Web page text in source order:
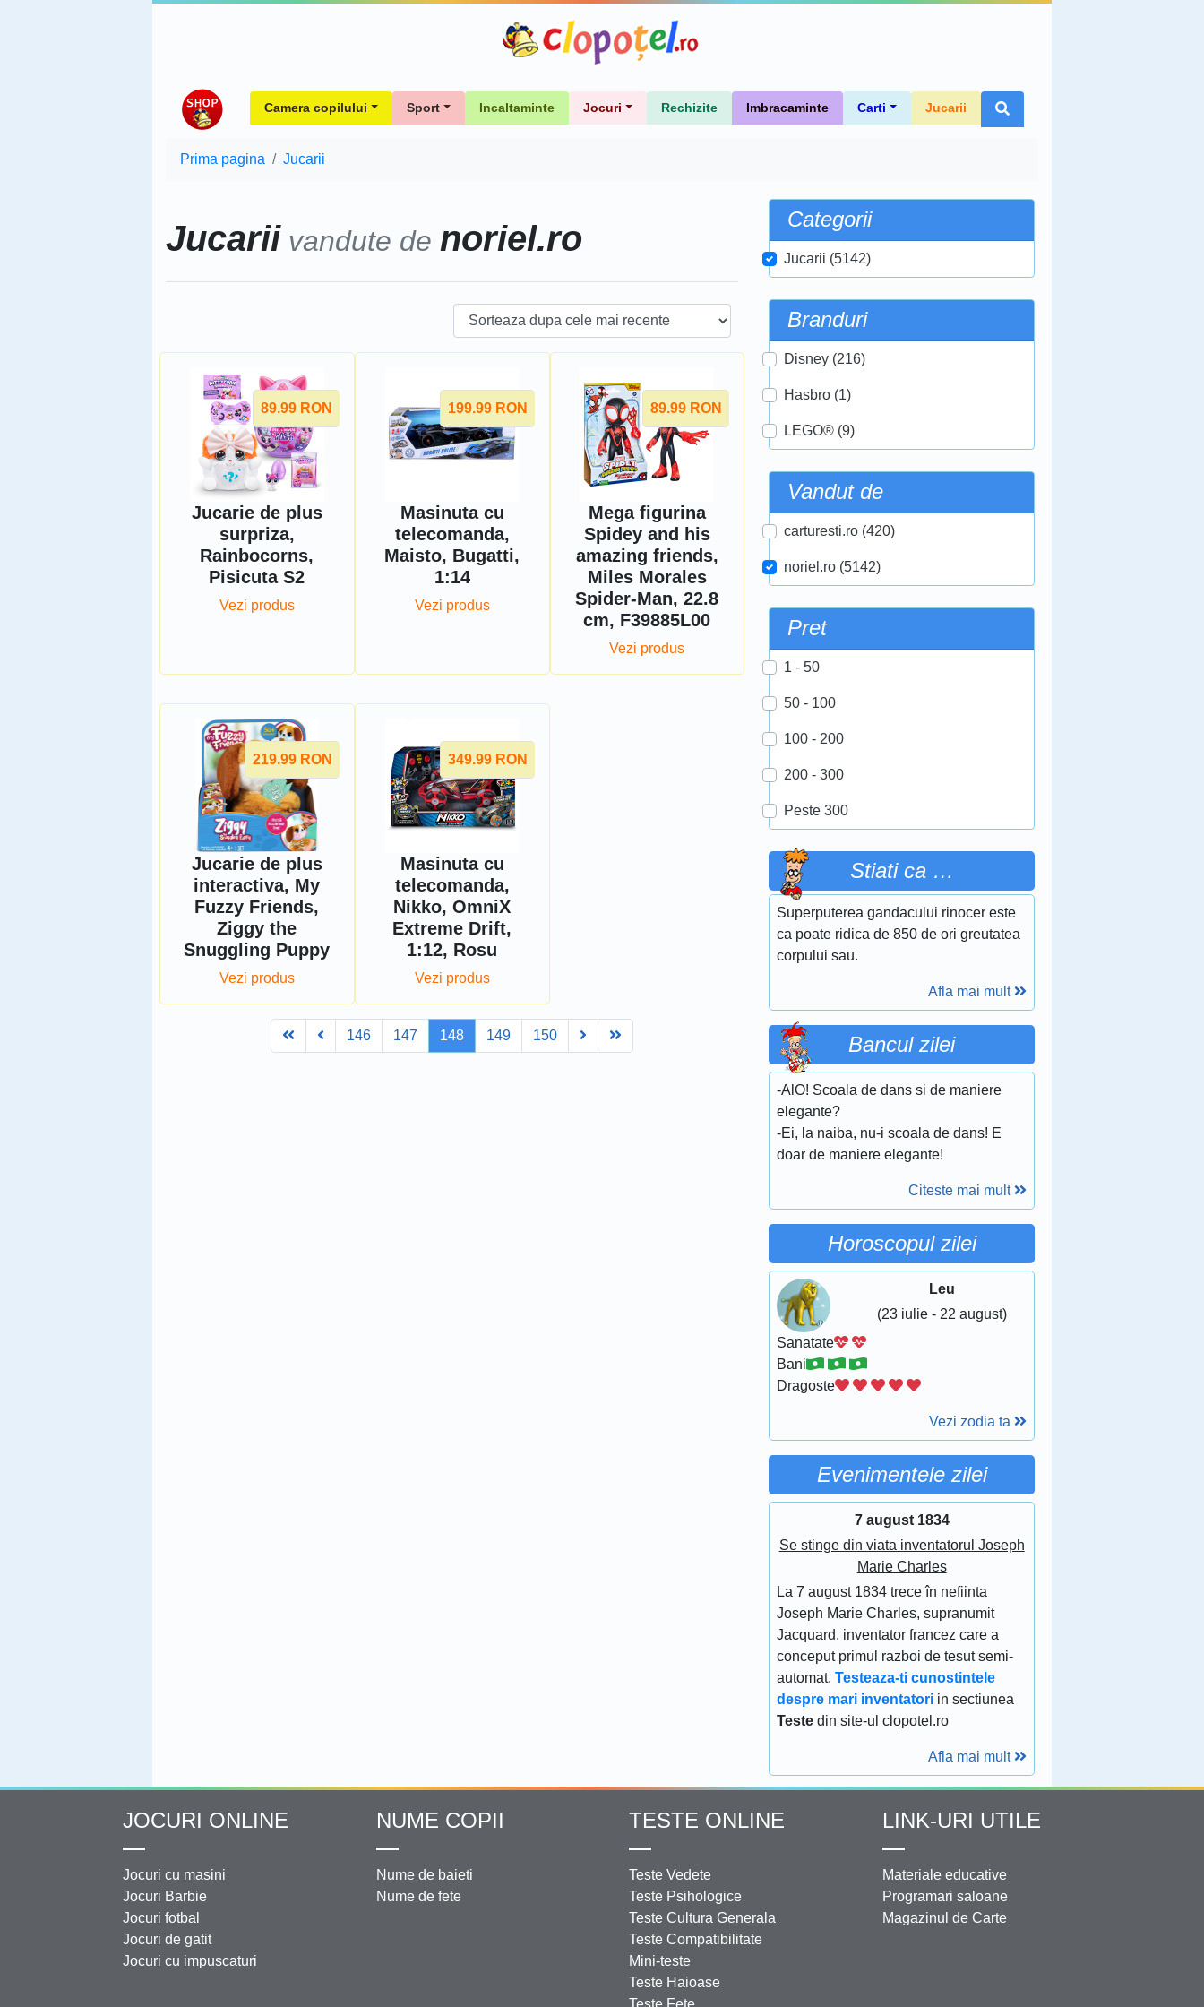
Camera copilului Sport Incaltaminte Jocuri Rechizite Imbracaminte Carti Jucarii
Prima pagina Jucarii
Jucarii vandute de noriel.ro
89.99 RON
Jucarie de plus
surpriza,
Rainbocorns,
Pisicuta S2
Vezi produs
199.99 RON
Masinuta cu
telecomanda,
Maisto, Bugatti,
1:14
Vezi produs
89.99 RON
Mega figurina
Spidey and his
amazing friends,
Miles Morales
Spider-Man, 22.8
cm, F39885L00
Vezi produs
219.99 RON
Jucarie de plus
interactiva, My
Fuzzy Friends,
Ziggy the
Snuggling Puppy
Vezi produs
349.99 RON
Masinuta cu
telecomanda,
Nikko, OmniX
Extreme Drift,
1:12, Rosu
Vezi produs
FirstPrev146 147 148 149 150 Next
Categorii
Jucarii (5142)
Branduri
Disney (216)
Hasbro (1)
LEGO® (9)
Vandut de
carturesti.ro (420)
noriel.ro (5142)
Pret
1 - 50
50 - 100
100 - 200
200 - 300
Peste 300
Stiati ca …
Superputerea gandacului rinocer este
ca poate ridica de 850 de ori greutatea
corpului sau.
Afla mai mult
Bancul zilei
-AlO! Scoala de dans si de maniere
elegante?
-Ei, la naiba, nu-i scoala de dans! E
doar de maniere elegante!
Citeste mai mult
Horoscopul zilei
Leu
(23 iulie - 22 august)
Sanatate
Bani
Dragoste
Vezi zodia ta
Evenimentele zilei
7 august 1834
Se stinge din viata inventatorul Joseph
Marie Charles
La 7 august 1834 trece în nefiinta
Joseph Marie Charles, supranumit
Jacquard, inventator francez care a
conceput primul razboi de tesut semi-
automat.Testeaza-ti cunostintele
despre mari inventatori in sectiunea
Teste din site-ul clopotel.ro
Afla mai mult
JOCURI ONLINE
Jocuri cu masini
Jocuri Barbie
Jocuri fotbal
Jocuri de gatit
Jocuri cu impuscaturi
NUME COPII
Nume de baieti
Nume de fete
TESTE ONLINE
Teste Vedete
Teste Psihologice
Teste Cultura Generala
Teste Compatibilitate
Mini-teste
Teste Haioase
Teste Fete
LINK-URI UTILE
Materiale educative
Programari saloane
Magazinul de Carte